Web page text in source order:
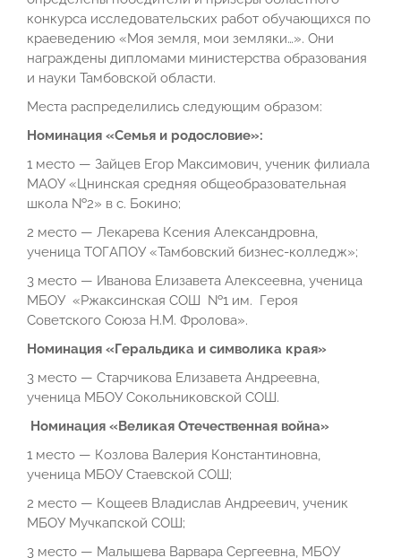
конкурса исследовательских работ обучающихся по
краеведению «Моя земля, мои земляки…». Они
награждены дипломами министерства образования
и науки Тамбовской области.
Места распределились следующим образом:
Номинация «Семья и родословие»:
1 место — Зайцев Егор Максимович, ученик филиала
МАОУ «Цнинская средняя общеобразовательная
школа №2» в с. Бокино;
2 место — Лекарева Ксения Александровна,
ученица ТОГАПОУ «Тамбовский бизнес-колледж»;
3 место — Иванова Елизавета Алексеевна, ученица
МБОУ «Ржаксинская СОШ №1 им. Героя
Советского Союза Н.М. Фролова».
Номинация «Геральдика и символика края»
3 место — Старчикова Елизавета Андреевна,
ученица МБОУ Сокольниковской СОШ.
Номинация «Великая Отечественная война»
1 место — Козлова Валерия Константиновна,
ученица МБОУ Стаевской СОШ;
2 место — Кощеев Владислав Андреевич, ученик
МБОУ Мучкапской СОШ;
3 место — Малышева Варвара Сергеевна, МБОУ